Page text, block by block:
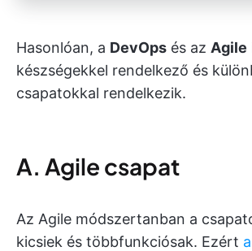
Hasonlóan, a DevOps és az Agile
készségekkel rendelkező és
csapatokkal rendelkezik.
A. Agile csapat
Az Agile módszertanban a
kicsiek és többfunkciósak. Ezért